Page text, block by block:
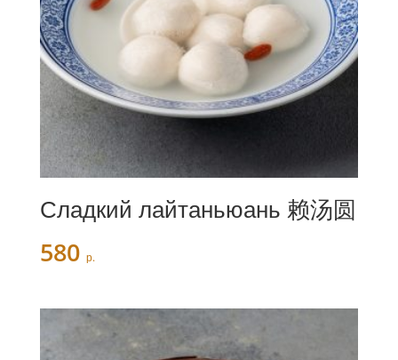
Сладкий лайтаньюань 赖汤圆
580 р.